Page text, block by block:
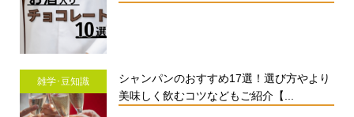
雑学･豆知識
シャンパンのおすすめ17選！選び方やより
美味しく飲むコツなどもご紹介【...